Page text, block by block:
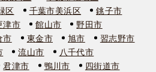
区 千葉市美浜区
銚子市
津市 館山市
野田市
市 東金市 旭市
習志野市
流山市
八千代市
君津市 鴨川市
四街道市